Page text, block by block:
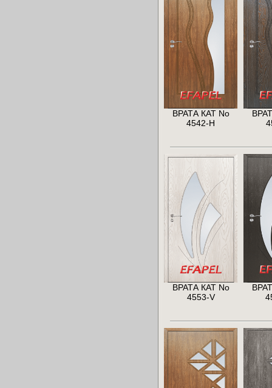
ВРАТА КАТ No
4542-H
ВРАТА КАТ No
4553-V